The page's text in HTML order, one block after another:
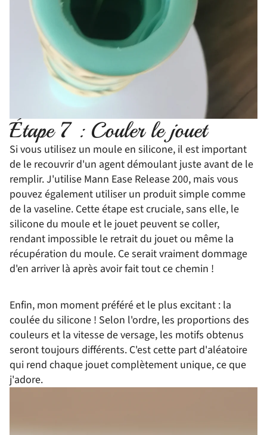
Étape 7 : Couler le jouet
Si vous utilisez un moule en silicone, il est important
de le recouvrir d'un agent démoulant juste avant de le
remplir. J'utilise Mann Ease Release 200, mais vous
pouvez également utiliser un produit simple comme
de la vaseline. Cette étape est cruciale, sans elle, le
silicone du moule et le jouet peuvent se coller,
rendant impossible le retrait du jouet ou même la
récupération du moule. Ce serait vraiment dommage
d'en arriver là après avoir fait tout ce chemin !
Enfin, mon moment préféré et le plus excitant : la
coulée du silicone ! Selon l'ordre, les proportions des
couleurs et la vitesse de versage, les motifs obtenus
seront toujours différents. C'est cette part d'aléatoire
qui rend chaque jouet complètement unique, ce que
j'adore.